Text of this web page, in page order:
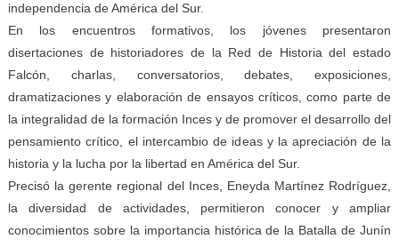
independencia de América del Sur.
En los encuentros formativos, los jóvenes presentaron
disertaciones de historiadores de la Red de Historia del estado
Falcón, charlas, conversatorios, debates, exposiciones,
dramatizaciones y elaboración de ensayos críticos, como parte de
la integralidad de la formación Inces y de promover el desarrollo del
pensamiento crítico, el intercambio de ideas y la apreciación de la
historia y la lucha por la libertad en América del Sur.
Precisó la gerente regional del Inces, Eneyda Martínez Rodríguez,
la diversidad de actividades, permitieron conocer y ampliar
conocimientos sobre la importancia histórica de la Batalla de Junín